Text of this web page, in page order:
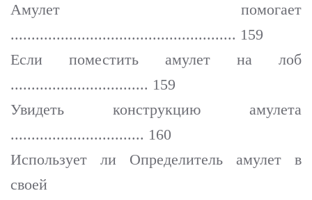
Амулет помогает
...................................................... 159
Если поместить амулет на лоб
................................. 159
Увидеть конструкцию амулета
................................ 160
Использует ли Определитель амулет в
своей